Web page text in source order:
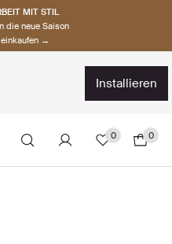
MIT STIL
die neue Saison
→
installieren
0 0